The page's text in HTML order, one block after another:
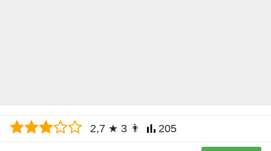
2,7 ★ 3 👨 205